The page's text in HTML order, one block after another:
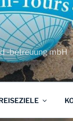
-betreuung mbH